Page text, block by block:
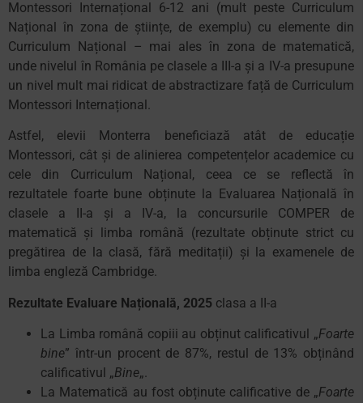
Montessori Internațional 6-12 ani (mult peste Curriculum
Național în zona de științe, de exemplu) cu elemente din
Curriculum Național – mai ales în zona de matematică,
unde nivelul în România pe clasele a III-a și a IV-a presupune
un nivel mult mai ridicat de abstractizare față de Curriculum
Montessori Internațional.
Astfel, elevii Monterra beneficiază atât de educație
Montessori, cât și de alinierea competențelor academice cu
cele din Curriculum Național, ceea ce se reflectă în
rezultatele foarte bune obținute la Evaluarea Națională în
clasele a II-a și a IV-a, la concursurile COMPER de
matematică și limba română (rezultate obținute strict cu
pregătirea de la clasă, fără meditații) și la examenele de
limba engleză Cambridge.
Rezultate Evaluare Națională, 2025 clasa a II-a
La Limba română copiii au obținut calificativul „Foarte
bine” într-un procent de 87%, restul de 13% obținând
calificativul „Bine„.
La Matematică au fost obținute calificative de „Foarte